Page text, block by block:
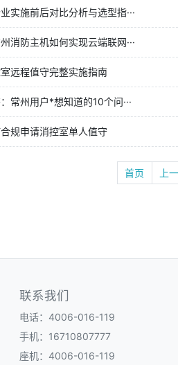
实施前后对比分析与选型指···
消防主机如何实现云端联网···
远程值守完整实施指南
常州用户*想知道的10个问···
规申请消控室单人值守
首页 上
联系我们
电话：4006-016-119
手机：16710807777
座机：4006-016-119